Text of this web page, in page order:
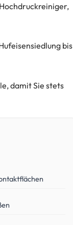
bis
damit Sie stets